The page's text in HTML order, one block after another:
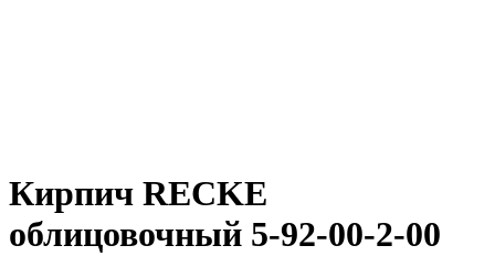
Кирпич RECKE
облицовочный 5-92-00-2-00